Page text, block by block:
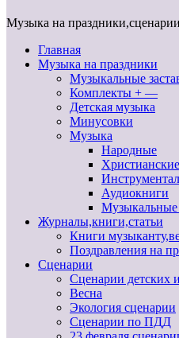
Музыка на
Главная
Музыка на праздники
Музыкальные
Комплекты + —
Детская музыка
Минусовки
Музыка
Народные
Инструментал
Аудиокниги
Музыкальные
Журналы,книги,статьи
Книги
Поздравления на
Сценарии
Сценарии детских
Весна
Экология сценарии
Сценарии по ПДД